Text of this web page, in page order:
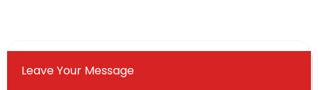
Leave Your Message